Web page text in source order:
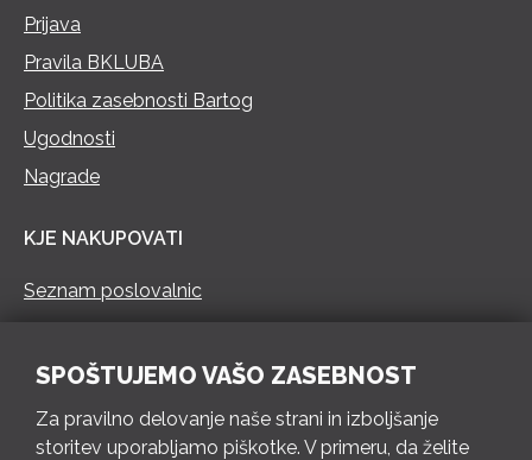
Prijava
Pravila BKLUBA
Politika zasebnosti Bartog
Ugodnosti
Nagrade
KJE NAKUPOVATI
Seznam poslovalnic
PON – PET 8 – 18 h / SOB 8 – 12 h
SPOŠTUJEMO VAŠO ZASEBNOST
Za pravilno delovanje naše strani in izboljšanje
storitev uporabljamo piškotke. V primeru, da želite